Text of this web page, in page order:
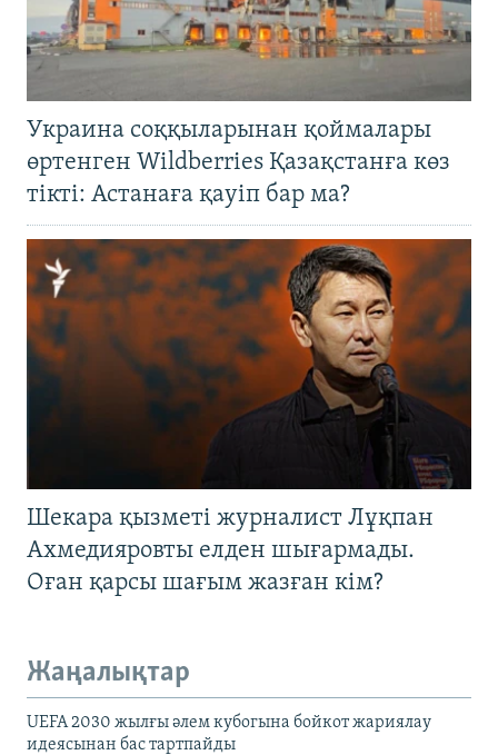
Украина соққыларынан қоймалары
өртенген Wildberries Қазақстанға көз
тікті: Астанаға қауіп бар ма?
Шекара қызметі журналист Лұқпан
Ахмедияровты елден шығармады.
Оған қарсы шағым жазған кім?
Жаңалықтар
UEFA 2030 жылғы әлем кубогына бойкот жариялау
идеясынан бас тартпайды